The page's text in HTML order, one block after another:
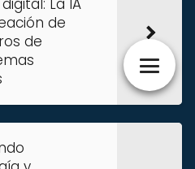
La IA
de
de